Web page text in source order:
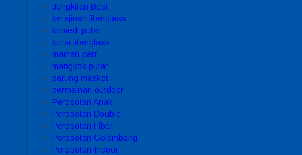
Jungkitan Besi
kerajinan fiberglass
komedi putar
kursi fiberglass
mainan perr
mangkok putar
patung maskot
permainan outdoor
Perosotan Anak
Perosotan Double
Perosotan Fiber
Perosotan Gelombang
Perosotan Indoor